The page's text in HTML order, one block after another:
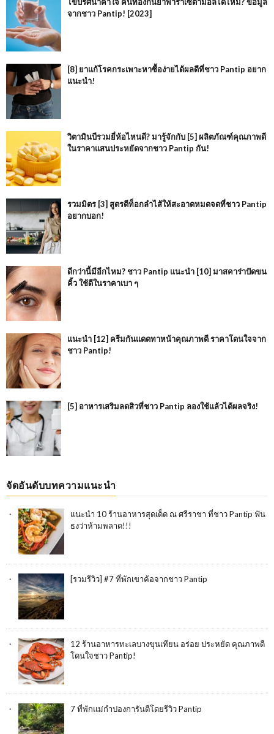
จากชาว Pantip! [2023]
[8] ยาแก้โรคกระเพาะหาซื้อง่ายได้ผลดีที่ชาว Pantip อยาก
แนะนำ!
วิตามินบีรวมยี่ห้อไหนดี? มารู้จักกับ [5] ผลิตภัณฑ์คุณภาพดี
ในราคาแสนประหยัดจากชาว Pantip กัน!
รวมมิตร [3] สูตรดีท็อกลำไส้ให้สะอาดหมดจดที่ชาว Pantip
อยากบอก!
ดีกว่านี้มีอีกไหม? ชาว Pantip แนะนำ [10] มาสคาร่าปัดขน
คิ้ว ใช้ดีในราคาเบา ๆ
แนะนำ [12] ครีมกันแดดทาหน้าคุณภาพดี ราคาโดนใจจาก
ชาว Pantip!
[5] อาหารเสริมลดสิวที่ชาว Pantip ลองใช้แล้วได้ผลจริง!
จัดอันดับบทความแนะนำ
แนะนำ 10 ร้านอาหารสุดเด็ด ณ ศรีราชา ที่ชาว Pantip ฟัน
ธงว่าห้ามพลาด!!!
[รวมรีวิว] #7 ที่พักเขาค้อจากชาว Pantip
12 ร้านอาหารทะเลบางขุนเทียน อร่อย ประหยัด คุณภาพดี
โดนใจชาว Pantip!
7 ที่พักแม่กำปองการันตีโดยรีวิว Pantip